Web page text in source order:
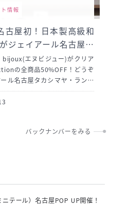
情報
古屋初！日本製高級和
ジェイアール名古屋高
エヌビジュー)がクリア
の全商品50%OFF！どうぞ
ル名古屋タカシマヤ・ランジ
待ちしております。
バックナンバーをみる
テール）名古屋POP UP開催！